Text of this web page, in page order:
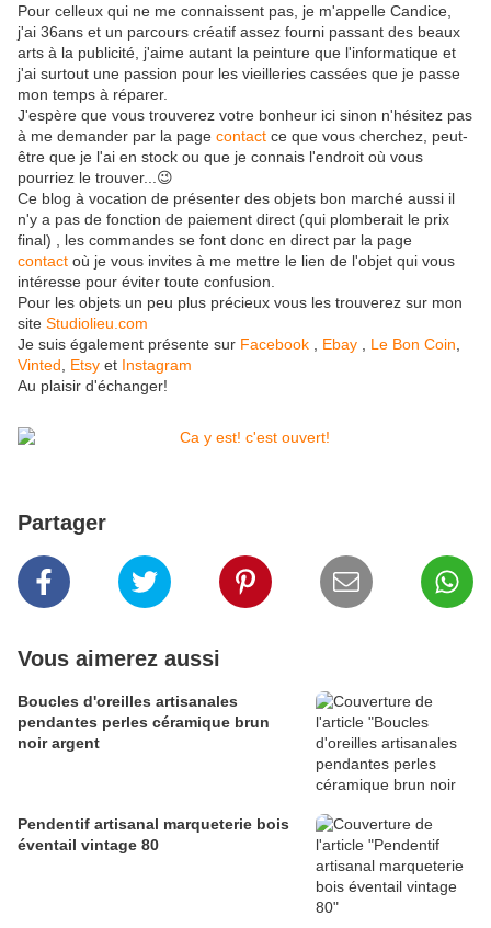
Pour celleux qui ne me connaissent pas, je m'appelle Candice,
j'ai 36ans et un parcours créatif assez fourni passant des beaux
arts à la publicité, j'aime autant la peinture que l'informatique et
j'ai surtout une passion pour les vieilleries cassées que je passe
mon temps à réparer.
J'espère que vous trouverez votre bonheur ici sinon n'hésitez pas
à me demander par la page contact ce que vous cherchez, peut-
être que je l'ai en stock ou que je connais l'endroit où vous
pourriez le trouver...😉
Ce blog à vocation de présenter des objets bon marché aussi il
n'y a pas de fonction de paiement direct (qui plomberait le prix
final) , les commandes se font donc en direct par la page
contact où je vous invites à me mettre le lien de l'objet qui vous
intéresse pour éviter toute confusion.
Pour les objets un peu plus précieux vous les trouverez sur mon
site Studiolieu.com
Je suis également présente sur Facebook Ebay Le Bon Coin
Vinted
Etsy et Instagram
Au plaisir d'échanger!
Partager
Vous aimerez aussi
Boucles d'oreilles artisanales
pendantes perles céramique brun
noir argent
Pendentif artisanal marqueterie bois
éventail vintage 80